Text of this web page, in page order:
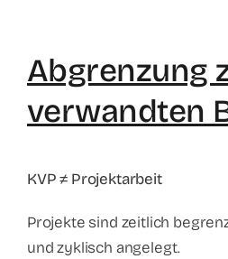
Abgrenzung
verwandten
KVP ≠ Projektarbeit
Projekte sind zeitlich
und zyklisch angelegt.